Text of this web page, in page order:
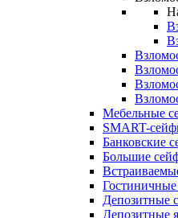
Мебельные
SMART-
Банковские
Большие
Депозитные
Депозитные